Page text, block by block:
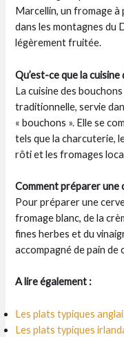
Marcellin, un fromage
dans les montagnes du
légèrement fruitée.
Qu’est-ce que la
La cuisine des
traditionnelle, servie
« bouchons ». Elle se
tels que la charcuterie,
rôti et les fromages
Comment préparer une
Pour préparer une
fromage blanc, de la
fines herbes et du
accompagné de pain de
A lire également :
Les plats typiques
Les plats typiques